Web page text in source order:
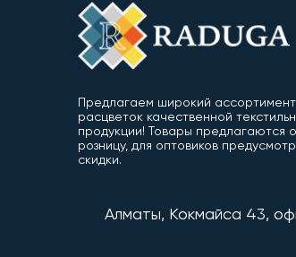
Предлагаем широкий
расцветок качественной
продукции! Товары предлагаются
розницу, для оптовиков
скидки.
Алматы, Кокмайса 43,